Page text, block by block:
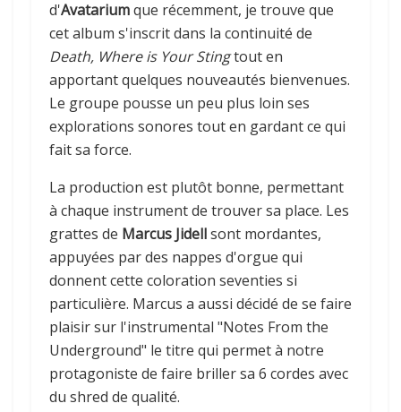
d'Avatariumque récemment, je trouve que
cet album s'inscrit dans la continuité de
Death, Where is Your Stingtout en
apportant quelques nouveautés bienvenues.
Le groupe pousse un peu plus loin ses
explorations sonores tout en gardant ce qui
fait sa force.
La production est plutôt bonne, permettant
à chaque instrument de trouver sa place. Les
grattes de Marcus Jidellsont mordantes,
appuyées par des nappes d'orgue qui
donnent cette coloration seventies si
particulière. Marcus a aussi décidé de se faire
plaisir sur l'instrumental "Notes From the
Underground" le titre qui permet à notre
protagoniste de faire briller sa 6 cordes avec
du shred de qualité.